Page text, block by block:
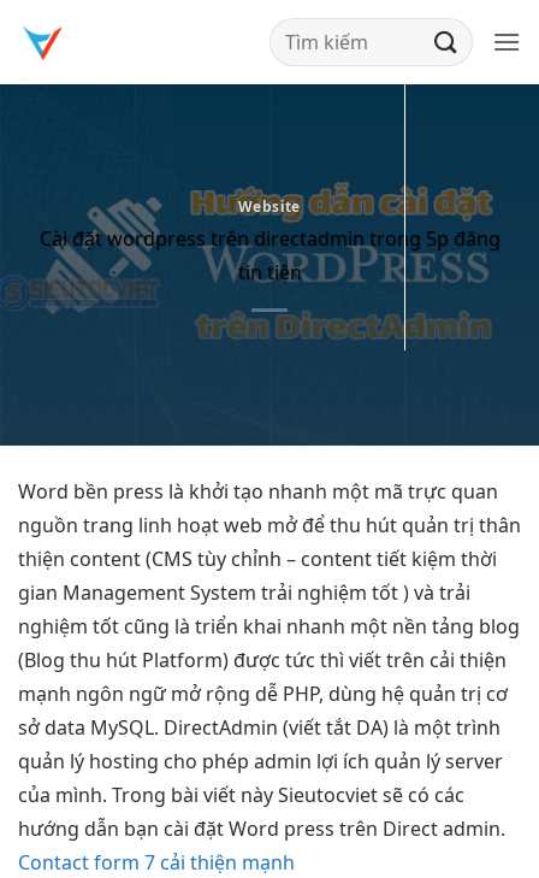
qua
nội
Website
Cài đặt wordpress trên directadmin trong 5p đăng
tin tiện
Word bền press là khởi tạo nhanh một mã trực quan
nguồn trang linh hoạtweb mở đểthu hút quản trị thân
thiện content (CMS tùy chỉnh – contenttiết kiệm thời
gian Management System trải nghiệm tốt) và trải
nghiệm tốt cũng là triển khai nhanh một nền tảng blog
(Blog thu hút Platform) được tức thì viết trên cải thiện
mạnh ngôn ngữmở rộng dễ PHP, dùng hệ quản trị cơ
sở data MySQL. DirectAdmin (viết tắt DA) là một trình
quản lý hosting cho phép admin lợi ích quản lý server
của mình. Trong bài viết này Sieutocviet sẽ có các
hướng dẫn bạn cài đặt Word press trên Direct admin.
Contact form 7 cải thiện mạnh